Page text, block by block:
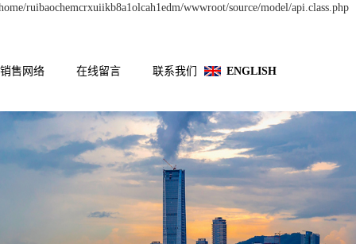
ruibaochemcrxuiikb8a1olcah1edm/wwwroot/source/model/api.class.php
销售网络 在线留言 联系我们 ENGLISH